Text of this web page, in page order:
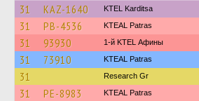
31 KAZ-1640 ΚΤΕL Karditsa
31 PB-4536 KTEAL Patras
31 93930 1-й KTEL Афины
31 73910 KTEAL Patras
31 Research Gr
31 PE-8983 KTEAL Patras